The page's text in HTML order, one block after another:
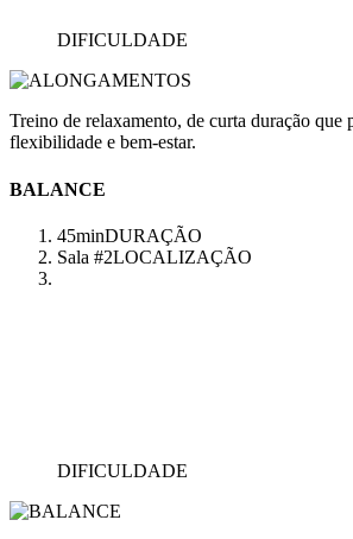
DIFICULDADE
Treino de relaxamento, de curta duração que
flexibilidade e bem-estar.
BALANCE
45minDURAÇÃO
Sala #2LOCALIZAÇÃO
DIFICULDADE